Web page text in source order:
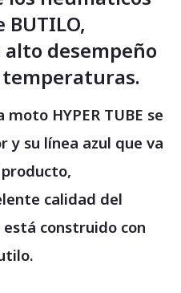
desempeño
HYPER TUBE se
y su línea azul que va
calidad del
construido con